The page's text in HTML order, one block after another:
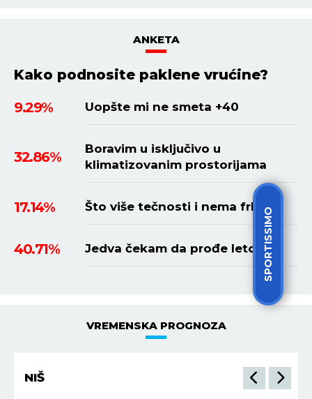
SPORTISSIMO
ANKETA
Kako podnosite paklene vrućine?
9.29%
Uopšte mi ne smeta +40
32.86%
Boravim u isključivo u
klimatizovanim prostorijama
17.14% Što više tečnosti i nema frke
40.71% Jedva čekam da prođe leto
VREMENSKA PROGNOZA
NIŠ